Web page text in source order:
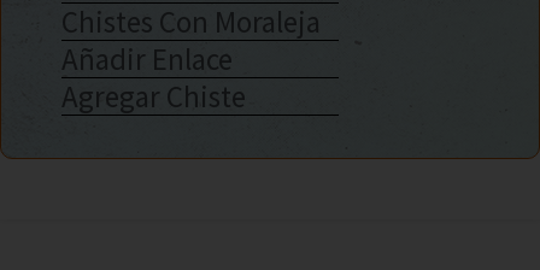
Chistes Con Moraleja
Añadir Enlace
Agregar Chiste